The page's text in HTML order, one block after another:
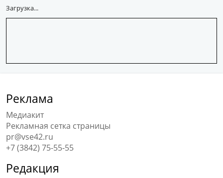
Загрузка...
Реклама
Медиакит
Рекламная сетка страницы
pr@vse42.ru
+7 (3842) 75-55-55
Редакция